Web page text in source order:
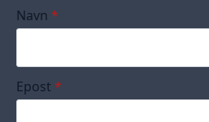
Navn *
Epost *